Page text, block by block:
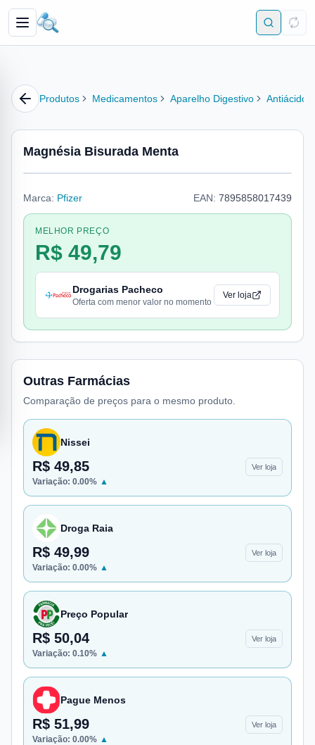
Produtos Medicamentos Aparelho Digestivo Antiácido
Magnésia Bisurada Menta
Marca: Pfizer EAN: 7895858017439
MELHOR PREÇO
R$ 49,79
Drogarias Pacheco
Oferta com menor valor no momento
Ver loja
Outras Farmácias
Comparação de preços para o mesmo produto.
Nissei
R$ 49,85 Ver loja
Variação: 0.00% ▲
Droga Raia
R$ 49,99 Ver loja
Variação: 0.00% ▲
Preço Popular
R$ 50,04 Ver loja
Variação: 0.10% ▲
Pague Menos
R$ 51,99 Ver loja
Variação: 0.00% ▲